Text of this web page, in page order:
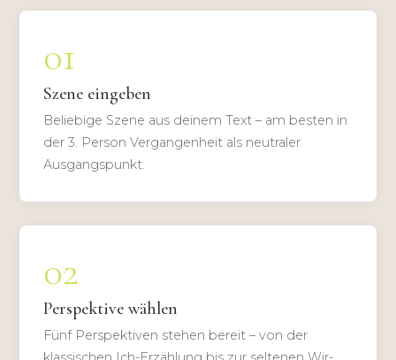
01
Szene eingeben
Beliebige Szene aus deinem Text – am besten in
der 3. Person Vergangenheit als neutraler
Ausgangspunkt.
02
Perspektive wählen
Fünf Perspektiven stehen bereit – von der